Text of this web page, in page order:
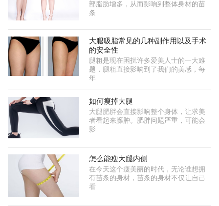
部脂肪增多，从而影响到整体身材的苗
条
大腿吸脂常见的几种副作用以及手术
的安全性
腿粗是现在困扰许多爱美人士的一大难
题，腿粗直接影响到了我们的美感，每
年
如何瘦掉大腿
大腿肥胖会直接影响整个身体，让求美
者看起来臃肿。肥胖问题严重，可能会
影
怎么能瘦大腿内侧
在今天这个瘦美丽的时代，无论谁想拥
有苗条的身材，苗条的身材不仅让自己
看